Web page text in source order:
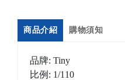
商品介紹 購物須知
品牌: Tiny
比例: 1/110